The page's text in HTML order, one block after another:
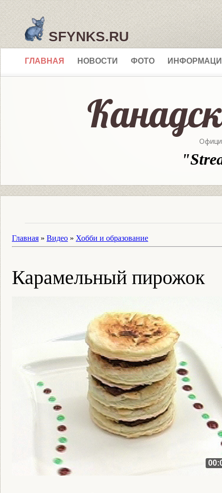
SFYNKS.RU
ГЛАВНАЯ НОВОСТИ ФОТО
Главная » Видео » Хобби и образование
Карамельный пирожок